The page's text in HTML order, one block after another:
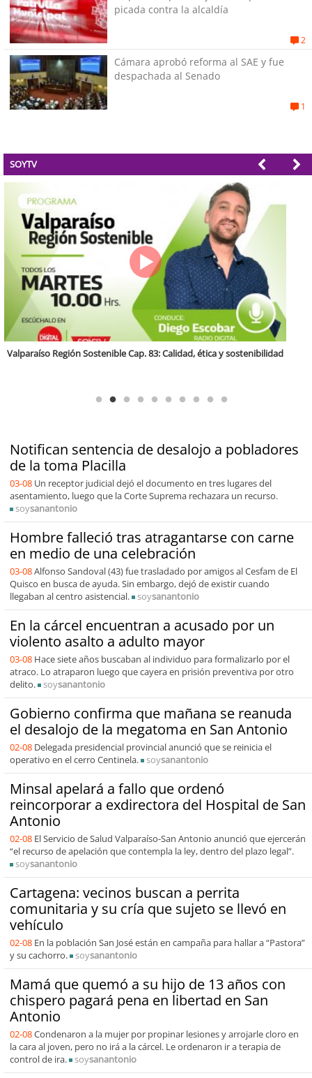
picada contra la alcaldía
2
Cámara aprobó reforma al SAE y fue
despachada al Senado
1
SOYTV
Notifican sentencia de desalojo a pobladores
de la toma Placilla
03-08 Un receptor judicial dejó el documento en tres lugares del
asentamiento, luego que la Corte Suprema rechazara un recurso.
soysanantonio
Hombre falleció tras atragantarse con carne
en medio de una celebración
03-08Alfonso Sandoval (43) fue trasladado por amigos al Cesfam de El
Quisco en busca de ayuda. Sin embargo, dejó de existir cuando
llegaban al centro asistencial.
soysanantonio
En la cárcel encuentran a acusado por un
violento asalto a adulto mayor
03-08 Hace siete años buscaban al individuo para formalizarlo por el
atraco. Lo atraparon luego que cayera en prisión preventiva por otro
delito.
soysanantonio
Gobierno confirma que mañana se reanuda
el desalojo de la megatoma en San Antonio
02-08 Delegada presidencial provincial anunció que se reinicia el
operativo en el cerro Centinela.
soysanantonio
Minsal apelará a fallo que ordenó
reincorporar a exdirectora del Hospital de San
Antonio
02-08 El Servicio de Salud Valparaíso-San Antonio anunció que ejercerán
“el recurso de apelación que contempla la ley, dentro del plazo legal”.
soysanantonio
Cartagena: vecinos buscan a perrita
comunitaria y su cría que sujeto se llevó en
vehículo
02-08 En la población San José están en campaña para hallar a “Pastora”
y su cachorro.
soysanantonio
Mamá que quemó a su hijo de 13 años con
chispero pagará pena en libertad en San
Antonio
02-08Condenaron a la mujer por propinar lesiones y arrojarle cloro en
la cara al joven, pero no irá a la cárcel. Le ordenaron ir a terapia de
control de ira.
soysanantonio